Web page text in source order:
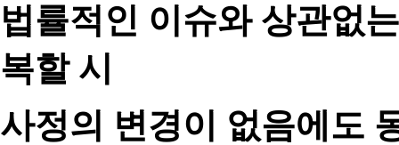
법률적인 이슈와 상관없
복할 시
사정의 변경이 없음에도